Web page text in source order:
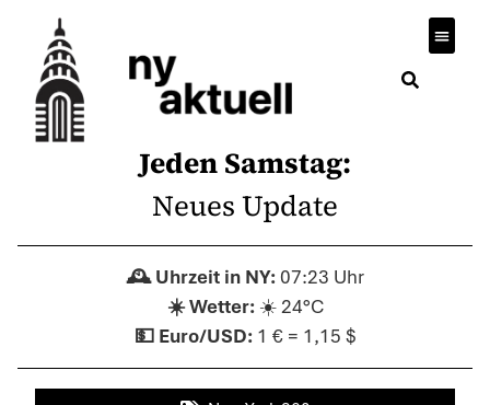
Jeden Samstag:
Neues Update
07:23 Uhr
☀️ 24°C
1 € = 1,15 $